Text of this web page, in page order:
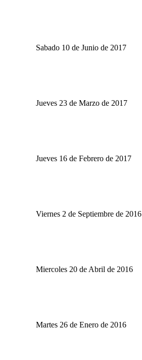
Sabado 10 de Junio de 2017
Jueves 23 de Marzo de 2017
Jueves 16 de Febrero de 2017
Viernes 2 de Septiembre de 2016
Miercoles 20 de Abril de 2016
Martes 26 de Enero de 2016